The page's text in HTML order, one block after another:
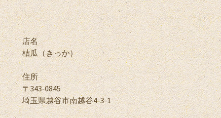
店名
桔瓜（きっか）
住所
〒343-0845
埼玉県越谷市南越谷4-3-1